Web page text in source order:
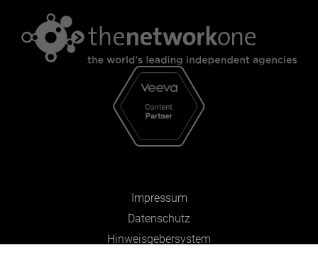
Impressum
Datenschutz
Hinweisgebersystem